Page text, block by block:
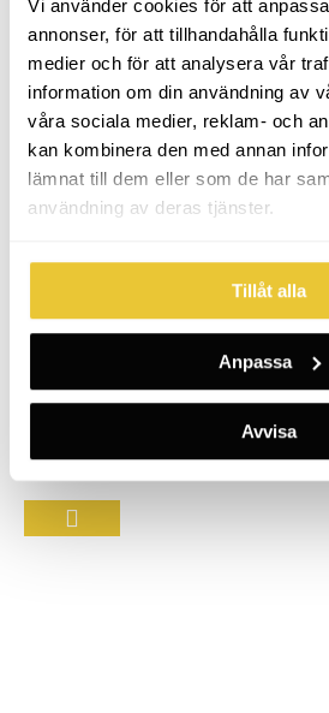
Vi använder cookies för att
annonser, för att tillhandahålla
medier och för att analysera vår
information om din användning av
våra sociala medier, reklam- och
kan kombinera den med annan
lämnat till dem eller som de har
användning av deras tjänster.
Tillåt alla
Anpassa
Avvisa
sina bästa dagar?Vi hjälper dig
som du kan känna dig stolt över
Att sätta dekor på bilen är ett
marknadsföra sig. Ditt